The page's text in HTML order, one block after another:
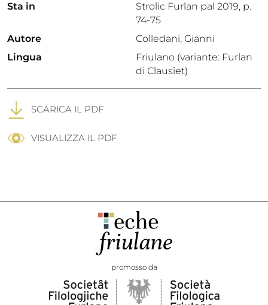
Sta in Strolic Furlan pal 2019, p.
74-75
Autore
Colledani, Gianni
Lingua
Friulano (variante: Furlan
di Clausîet)
SCARICA IL PDF
VISUALIZZA IL PDF
promosso da